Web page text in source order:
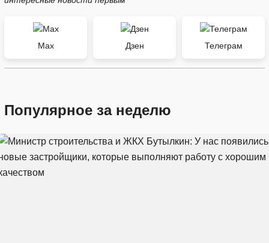
Max Дзен Телеграм
Популярное за неделю